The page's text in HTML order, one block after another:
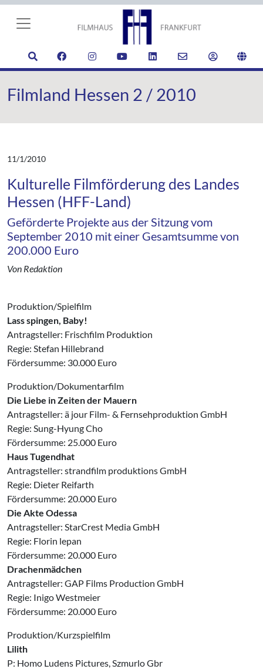
Filmland Hessen 2 / 2010
11/1/2010
Kulturelle Filmförderung des Landes
Hessen (HFF-Land)
Geförderte Projekte aus der Sitzung vom
September 2010 mit einer Gesamtsumme von
200.000 Euro
Von Redaktion
Produktion/Spielfilm
Lass spingen, Baby!
Antragsteller: Frischfilm Produktion
Regie: Stefan Hillebrand
Fördersumme: 30.000 Euro
Produktion/Dokumentarfilm
Die Liebe in Zeiten der Mauern
Antragsteller: ä jour Film- & Fernsehproduktion GmbH
Regie: Sung-Hyung Cho
Fördersumme: 25.000 Euro
Haus Tugendhat
Antragsteller: strandfilm produktions GmbH
Regie: Dieter Reifarth
Fördersumme: 20.000 Euro
Die Akte Odessa
Antragsteller: StarCrest Media GmbH
Regie: Florin lepan
Fördersumme: 20.000 Euro
Drachenmädchen
Antragsteller: GAP Films Production GmbH
Regie: Inigo Westmeier
Fördersumme: 20.000 Euro
Produktion/Kurzspielfilm
Lilith
P: Homo Ludens Pictures, Szmurlo Gbr